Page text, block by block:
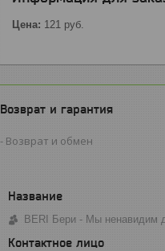
Цена: 121 руб.
Возврат и гарантия
Возврат и обмен
BERI Бери - Мы ненавидим